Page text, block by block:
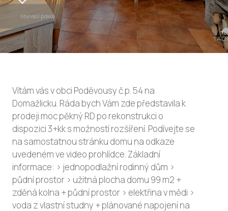
Vítám vás v obci Poděvousy č.p. 54 na
Domažlicku. Ráda bych Vám zde představila k
prodeji moc pěkný RD po rekonstrukci o
dispozici 3+kk s možností rozšíření. Podívejte se
na samostatnou stránku domu na odkaze
uvedeném ve video prohlídce. Základní
informace: > jednopodlažní rodinný dům >
půdní prostor > užitná plocha domu 99 m2 +
zděná kolna + půdní prostor > elektřina v mědi >
voda z vlastní studny + plánované napojení na